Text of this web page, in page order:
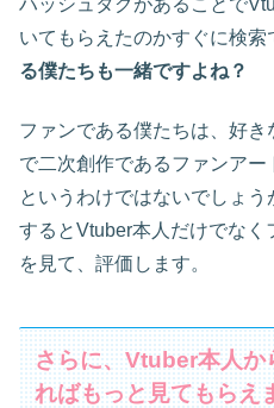
ハッシュタグがあることで
いてもらえたのかすぐに検索
る僕たちも一緒ですよね？
ファンである僕たちは、好
で二次創作であるファンア
というわけではないでしょ
するとVtuber本人だけでなく
を見て、評価します。
さらに、Vtuber本人か
ればもっと見てもらえ